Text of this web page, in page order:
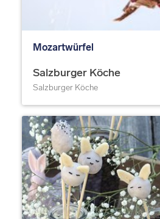
Mozartwürfel
Salzburger Köche
Salzburger Köche